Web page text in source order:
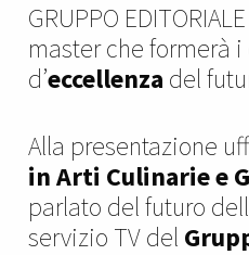
GRUPPO
master che formerà
d’eccellenza del
Alla presentazione
in Arti Culinarie e
parlato del futuro
servizio TV del